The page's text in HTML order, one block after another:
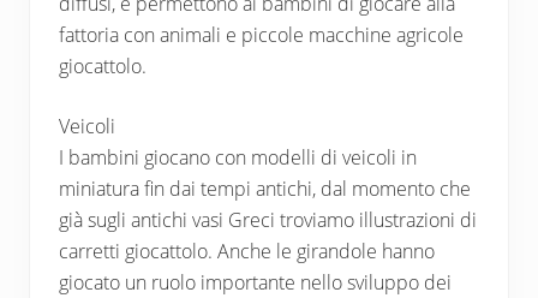
fattoria con animali e piccole macchine agricole
giocattolo.
Veicoli
I bambini giocano con modelli di veicoli in
miniatura fin dai tempi antichi, dal momento che
già sugli antichi vasi Greci troviamo illustrazioni di
carretti giocattolo. Anche le girandole hanno
giocato un ruolo importante nello sviluppo dei